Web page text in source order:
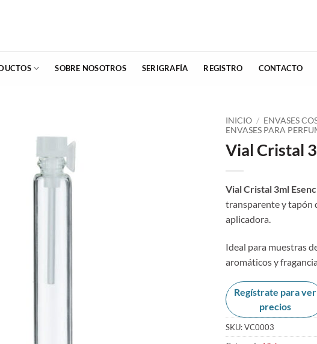
SOBRE NOSOTROS SERIGRAFÍA REGISTRO CONTACTO
INICIO / ENVASES
ENVASES PARA
Vial Cristal
Vial Cristal 3ml
transparente y tapón
aplicadora.
Ideal para muestras
aromáticos y
Regístrate para ver
precios
SKU:VC0003